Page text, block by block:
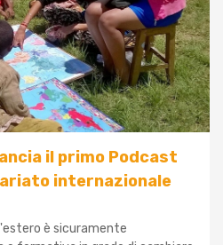
il primo Podcast
internazionale
è sicuramente